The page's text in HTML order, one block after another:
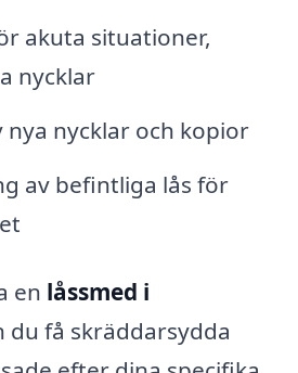
akuta situationer,
nycklar
nya nycklar och kopior
av befintliga lås för
en låssmed i
du få skräddarsydda